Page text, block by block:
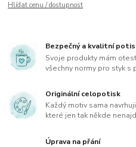
Hlídat cenu / dostupnost
Bezpečný a kvalitní
Svoje produkty mám
všechny normy pro styk s
Originální celopotisk
Každý motiv sama
které jen tak někde
Úprava na přání